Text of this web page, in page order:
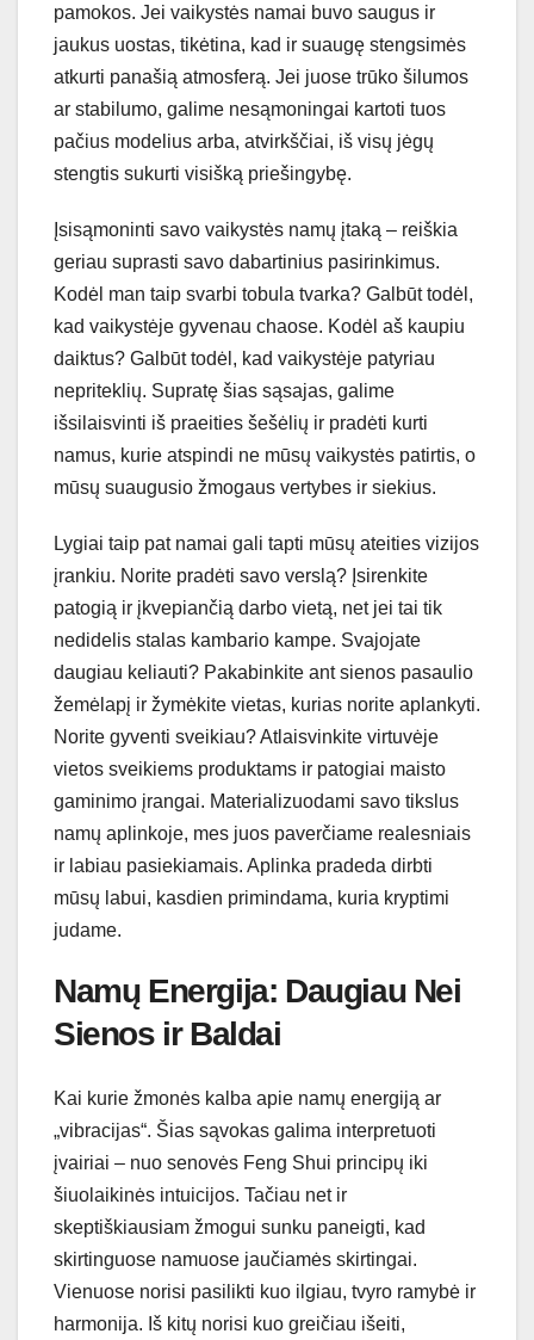
pamokos. Jei vaikystės namai buvo saugus ir
jaukus uostas, tikėtina, kad ir suaugę stengsimės
atkurti panašią atmosferą. Jei juose trūko šilumos
ar stabilumo, galime nesąmoningai kartoti tuos
pačius modelius arba, atvirkščiai, iš visų jėgų
stengtis sukurti visišką priešingybę.
Įsisąmoninti savo vaikystės namų įtaką – reiškia
geriau suprasti savo dabartinius pasirinkimus.
Kodėl man taip svarbi tobula tvarka? Galbūt todėl,
kad vaikystėje gyvenau chaose. Kodėl aš kaupiu
daiktus? Galbūt todėl, kad vaikystėje patyriau
nepriteklių. Supratę šias sąsajas, galime
išsilaisvinti iš praeities šešėlių ir pradėti kurti
namus, kurie atspindi ne mūsų vaikystės patirtis, o
mūsų suaugusio žmogaus vertybes ir siekius.
Lygiai taip pat namai gali tapti mūsų ateities vizijos
įrankiu. Norite pradėti savo verslą? Įsirenkite
patogią ir įkvepiančią darbo vietą, net jei tai tik
nedidelis stalas kambario kampe. Svajojate
daugiau keliauti? Pakabinkite ant sienos pasaulio
žemėlapį ir žymėkite vietas, kurias norite aplankyti.
Norite gyventi sveikiau? Atlaisvinkite virtuvėje
vietos sveikiems produktams ir patogiai maisto
gaminimo įrangai. Materializuodami savo tikslus
namų aplinkoje, mes juos paverčiame realesniais
ir labiau pasiekiamais. Aplinka pradeda dirbti
mūsų labui, kasdien primindama, kuria kryptimi
judame.
Namų Energija: Daugiau Nei
Sienos ir Baldai
Kai kurie žmonės kalba apie namų energiją ar
„vibracijas“. Šias sąvokas galima interpretuoti
įvairiai – nuo senovės Feng Shui principų iki
šiuolaikinės intuicijos. Tačiau net ir
skeptiškiausiam žmogui sunku paneigti, kad
skirtinguose namuose jaučiamės skirtingai.
Vienuose norisi pasilikti kuo ilgiau, tvyro ramybė ir
harmonija. Iš kitų norisi kuo greičiau išeiti,